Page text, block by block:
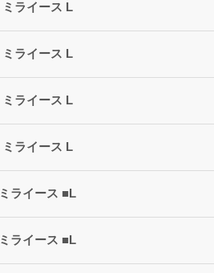
ミライース L
ミライース L
ミライース L
ミライース L
ミライース ■L
ミライース ■L